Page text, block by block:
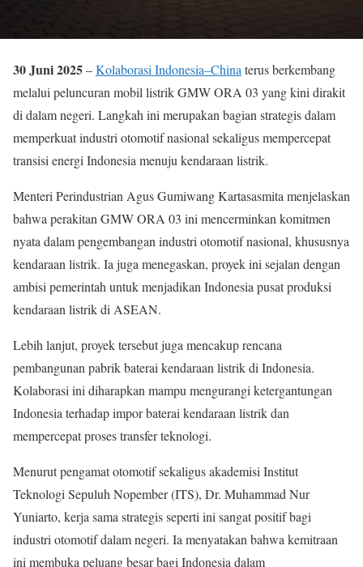
30 Juni 2025–Kolaborasi Indonesia–China terus berkembang
melalui peluncuran mobil listrik GMW ORA 03 yang kini dirakit
di dalam negeri. Langkah ini merupakan bagian strategis dalam
memperkuat industri otomotif nasional sekaligus mempercepat
transisi energi Indonesia menuju kendaraan listrik.
Menteri Perindustrian Agus Gumiwang Kartasasmita menjelaskan
bahwa perakitan GMW ORA 03 ini mencerminkan komitmen
nyata dalam pengembangan industri otomotif nasional, khususnya
kendaraan listrik. Ia juga menegaskan, proyek ini sejalan dengan
ambisi pemerintah untuk menjadikan Indonesia pusat produksi
kendaraan listrik di ASEAN.
Lebih lanjut, proyek tersebut juga mencakup rencana
pembangunan pabrik baterai kendaraan listrik di Indonesia.
Kolaborasi ini diharapkan mampu mengurangi ketergantungan
Indonesia terhadap impor baterai kendaraan listrik dan
mempercepat proses transfer teknologi.
Menurut pengamat otomotif sekaligus akademisi Institut
Teknologi Sepuluh Nopember (ITS), Dr. Muhammad Nur
Yuniarto, kerja sama strategis seperti ini sangat positif bagi
industri otomotif dalam negeri. Ia menyatakan bahwa kemitraan
ini membuka peluang besar bagi Indonesia dalam